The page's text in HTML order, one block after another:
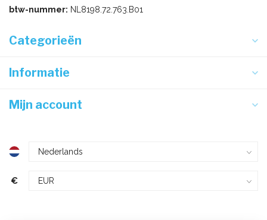
btw-nummer: NL8198.72.763.B01
Categorieën
Informatie
Mijn account
€